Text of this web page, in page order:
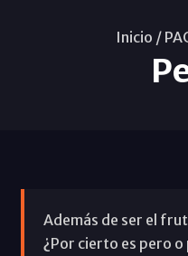
Inicio /
Además de ser el
¿Por cierto es pero o